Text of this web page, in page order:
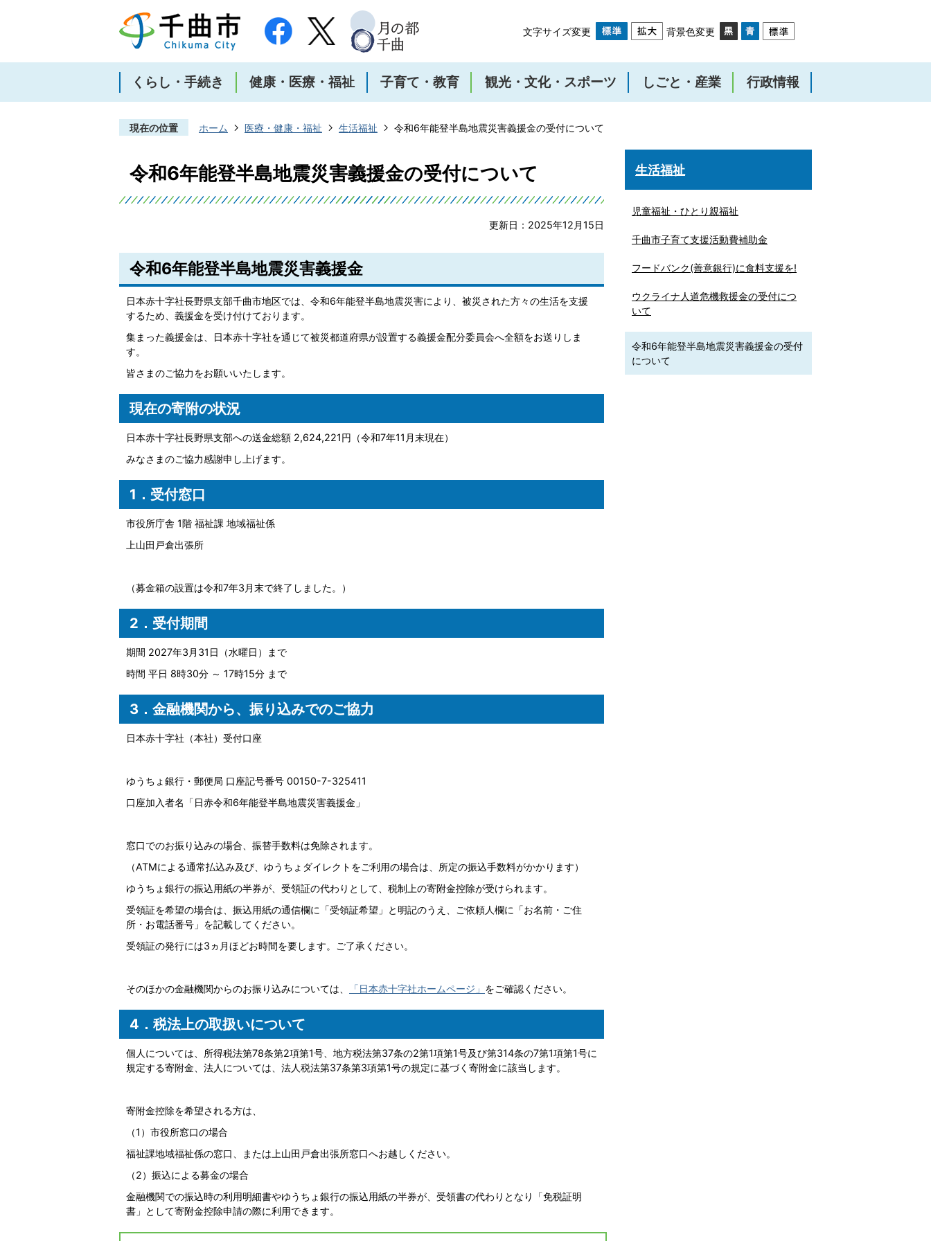
文字サイズ変更 背景色変更
くらし・手続き 健康・医療・福祉 子育て・教育 観光・文化・スポーツ しごと・産業 行政情報
現在の位置 ホーム 医療・健康・福祉 生活福祉 令和6年能登半島地震災害義援金の受付について
令和6年能登半島地震災害義援金の受付について
更新日：2025年12月15日
令和6年能登半島地震災害義援金
日本赤十字社長野県支部千曲市地区では、令和6年能登半島地震災害により、被災された方々の生活を支援
するため、義援金を受け付けております。
集まった義援金は、日本赤十字社を通じて被災都道府県が設置する義援金配分委員会へ全額をお送りしま
す。
皆さまのご協力をお願いいたします。
現在の寄附の状況
日本赤十字社長野県支部への送金総額 2,624,221円（令和7年11月末現在）
みなさまのご協力感謝申し上げます。
1．受付窓口
市役所庁舎 1階 福祉課 地域福祉係
上山田戸倉出張所
（募金箱の設置は令和7年3月末で終了しました。）
2．受付期間
期間 2027年3月31日（水曜日）まで
時間 平日 8時30分 ～ 17時15分 まで
3．金融機関から、振り込みでのご協力
日本赤十字社（本社）受付口座
ゆうちょ銀行・郵便局 口座記号番号 00150-7-325411
口座加入者名「日赤令和6年能登半島地震災害義援金」
窓口でのお振り込みの場合、振替手数料は免除されます。
（ATMによる通常払込み及び、ゆうちょダイレクトをご利用の場合は、所定の振込手数料がかかります）
ゆうちょ銀行の振込用紙の半券が、受領証の代わりとして、税制上の寄附金控除が受けられます。
受領証を希望の場合は、振込用紙の通信欄に「受領証希望」と明記のうえ、ご依頼人欄に「お名前・ご住
所・お電話番号」を記載してください。
受領証の発行には3ヵ月ほどお時間を要します。ご了承ください。
そのほかの金融機関からのお振り込みについては、 「日本赤十字社ホームページ」 をご確認ください。
4．税法上の取扱いについて
個人については、所得税法第78条第2項第1号、地方税法第37条の2第1項第1号及び第314条の7第1項第1号に
規定する寄附金、法人については、法人税法第37条第3項第1号の規定に基づく寄附金に該当します。
寄附金控除を希望される方は、
（1）市役所窓口の場合
福祉課地域福祉係の窓口、または上山田戸倉出張所窓口へお越しください。
（2）振込による募金の場合
金融機関での振込時の利用明細書やゆうちょ銀行の振込用紙の半券が、受領書の代わりとなり「免税証明
書」として寄附金控除申請の際に利用できます。
生活福祉
児童福祉・ひとり親福祉
千曲市子育て支援活動費補助金
フードバンク(善意銀行)に食料支援を!
ウクライナ人道危機救援金の受付につ
いて
令和6年能登半島地震災害義援金の受付
について